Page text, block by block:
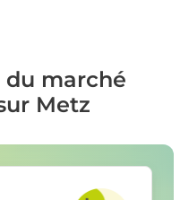
du marché
Metz